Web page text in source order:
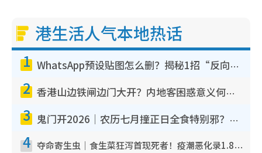
港生活人气本地热话
1 WhatsApp预设贴图怎么删？揭秘1招“反向操作”还原简洁界面 附3步实测教程
2 香港山边铁闸边门大开？内地客困惑意义何在！网友神回复：这种叫法理性防御
3 鬼门开2026｜农历七月撞正日全食特别邪？专家警告切忌做一事！揭4大禁忌+2招保平安
4 夺命寄生虫｜食生菜狂泻首现死者！疫潮恶化录1.8万宗病例 揭洗菜3大谬误